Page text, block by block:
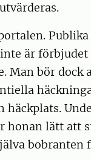
är
Man bör dock
häckplats.
honan lätt att